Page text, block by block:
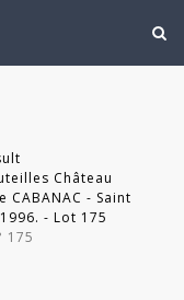
Château
CABANAC - Saint
- Lot 175
175